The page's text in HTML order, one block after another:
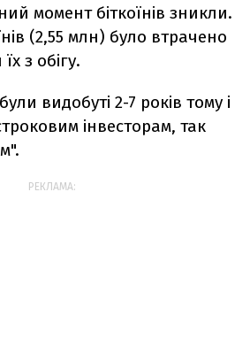
момент біткоїнів зникли.
(2,55 млн) було втрачено
з обігу.
видобуті 2-7 років тому і
інвесторам, так
РЕКЛАМА: